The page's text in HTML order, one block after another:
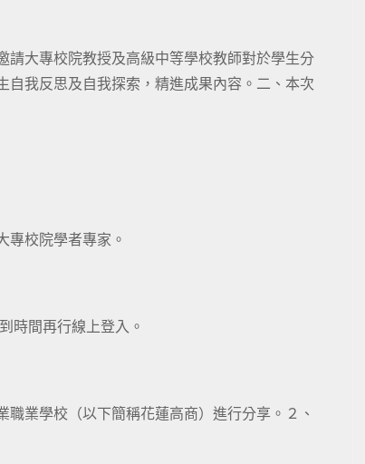
大專校院教授及高級中等學校教師對於學生分
我反思及自我探索，精進成果內容。二、本次
專校院學者專家。
時間再行線上登入。
業學校（以下簡稱花蓮高商）進行分享。２、